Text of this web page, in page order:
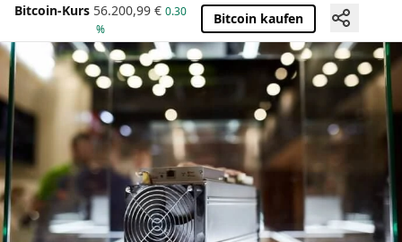
Bitcoin-Kurs 56.200,99 € 0.30
%
Bitcoin kaufen